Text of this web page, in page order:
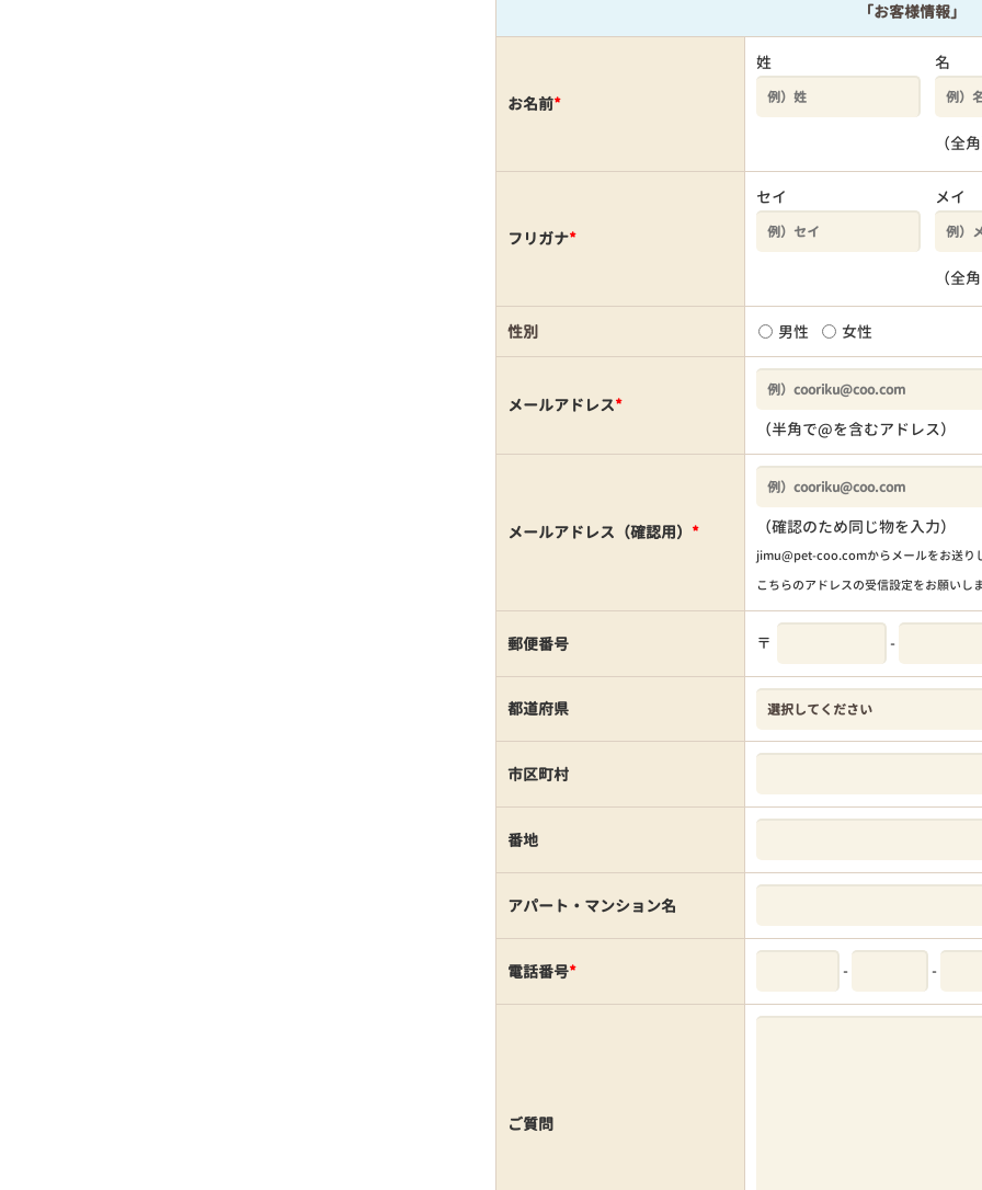
「お客様情報」
お名前*
姓 名
（全
フリガナ*
セイ メイ
（全
性別 男性 女性
メールアドレス*
（半角で@を含むアドレス）
メールアドレス（確認用） * （確認のため同じ物を入力）
jimu@pet-coo.comからメールをお送り
こちらのアドレスの受信設定をお願いし
郵便番号 〒 -
都道府県
市区町村
番地
アパート・マンション名
電話番号* - -
ご質問